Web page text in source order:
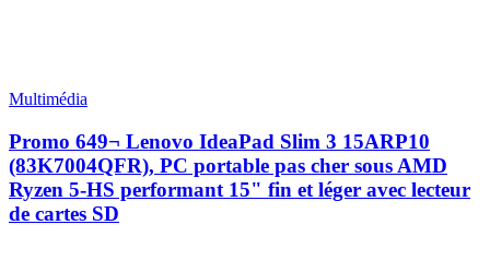
Multimédia
Promo 649¬ Lenovo IdeaPad Slim 3 15ARP10
(83K7004QFR), PC portable pas cher sous AMD
Ryzen 5-HS performant 15" fin et léger avec lecteur
de cartes SD